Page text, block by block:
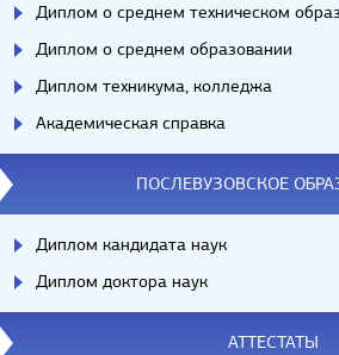
Диплом о среднем техническом
Диплом о среднем образовании
Диплом техникума, колледжа
Академическая справка
ПОСЛЕВУЗОВСКОЕ
Диплом кандидата наук
Диплом доктора наук
АТТЕСТАТЫ